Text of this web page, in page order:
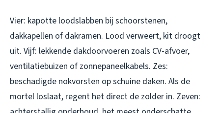
Vier: kapotte loodslabben bij schoorstenen,
dakkapellen of dakramen. Lood verweert, kit droogt
uit. Vijf: lekkende dakdoorvoeren zoals CV-afvoer,
ventilatiebuizen of zonnepaneelkabels. Zes:
beschadigde nokvorsten op schuine daken. Als de
mortel loslaat, regent het direct de zolder in. Zeven: